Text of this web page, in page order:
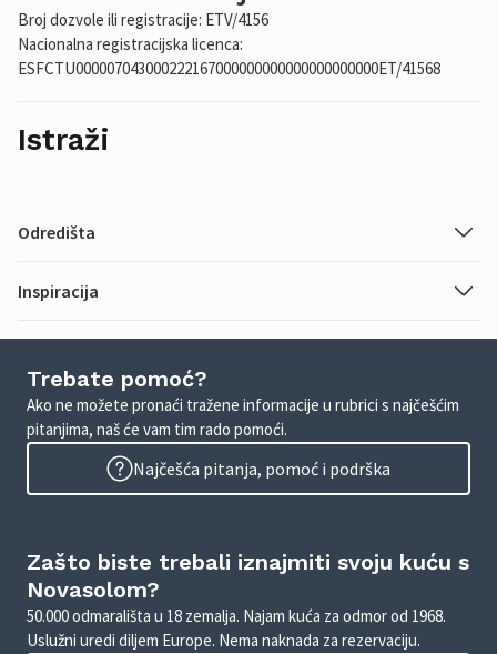
Broj dozvole ili registracije: ETV/4156
Nacionalna registracijska licenca:
ESFCTU000007043000222167000000000000000000000ET/41568
Istraži
Odredišta
Inspiracija
Trebate pomoć?
Ako ne možete pronaći tražene informacije u rubrici s najčešćim
pitanjima, naš će vam tim rado pomoći.
Najčešća pitanja, pomoć i podrška
Zašto biste trebali iznajmiti svoju kuću s
Novasolom?
50.000 odmarališta u 18 zemalja. Najam kuća za odmor od 1968.
Uslužni uredi diljem Europe. Nema naknada za rezervaciju.